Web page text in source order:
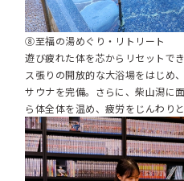
⑧至福の湯めぐり・リトリート
遊び疲れた体を芯からリセットで
ス張りの開放的な大浴場をはじめ
サウナを完備。さらに、柴山潟に
ら体全体を温め、疲労をじんわり